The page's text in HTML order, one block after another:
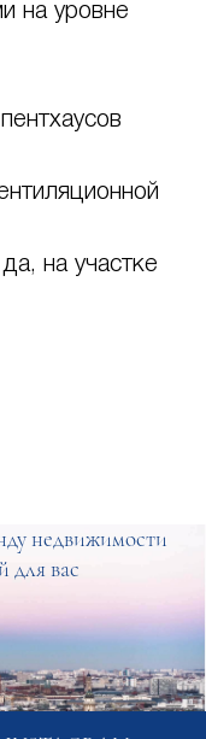
на уровне
на участке
недвижимости
для вас